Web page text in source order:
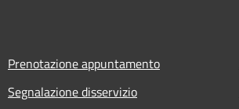
Prenotazione appuntamento
Segnalazione disservizio